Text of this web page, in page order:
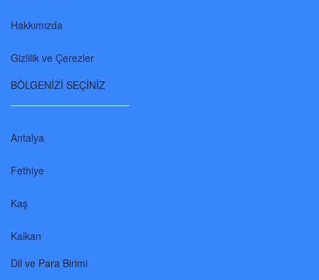
Hakkımızda
Gizlilik ve Çerezler
BÖLGENİZİ SEÇİNİZ
Antalya
Fethiye
Kaş
Kalkan
Dil ve Para Birimi